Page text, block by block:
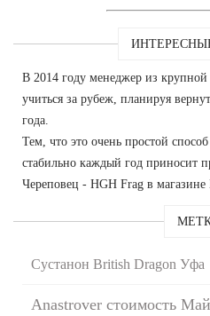
В 2014 году менеджер из
учиться за рубеж, планируя
года.
Тем, что это очень простой
стабильно каждый год приносит
Череповец - HGH Frag в магазине
Сустанон British Dragon Уфа
Anastrover стоимость